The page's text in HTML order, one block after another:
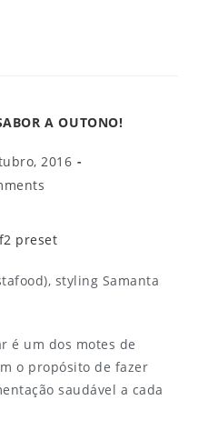
A OUTONO!
2016
styling Samanta
é um dos motes de
o propósito de fazer
saudável a cada